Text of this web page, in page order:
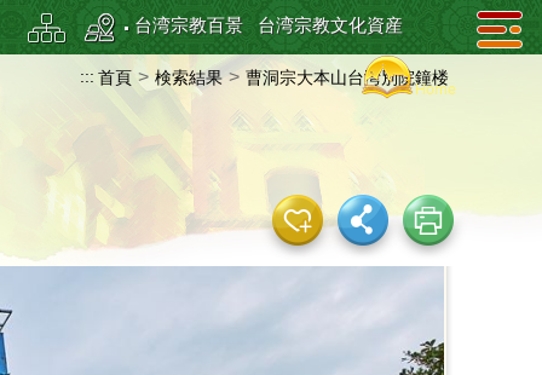
台湾宗教百景 台湾宗教文化資産
::: 首頁 > 検索結果 > 曹洞宗大本山台湾別院鐘楼